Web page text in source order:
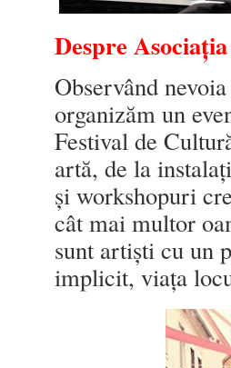
Despre
Observând
organizăm un
Festival de
artă, de la
și workshopuri
cât mai multor
sunt artiști cu un
implicit, viața